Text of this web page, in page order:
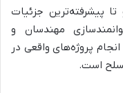
پیشرفته‌ترین جزئیات
مهندسان و
پروژ‌ه‌های واقعی در
است.